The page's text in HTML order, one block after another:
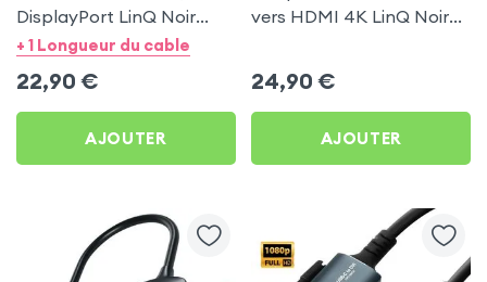
DisplayPort LinQ Noir
1.8m pour Huawei P40 Lite
+ 1 Longueur du cable
22,90 €
AJOUTER
vers HDMI 4K LinQ Noir
24,90 €
AJOUTER